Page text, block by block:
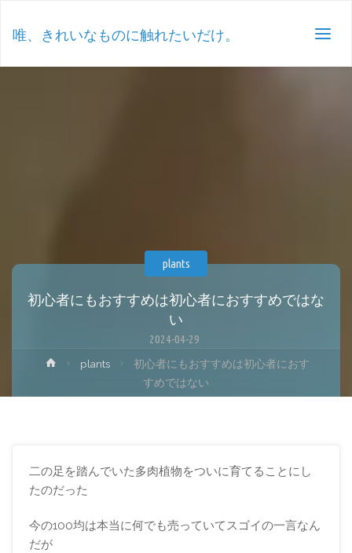
唯、きれいなものに触れたいだけ。
初心者にもおすすめは初心者におすすめではな
い
2024-04-29
plants
ホ
ム
plants
初心者にもおすすめは初心者におす
すめではない
二の足を踏んでいた多肉植物をついに育てることにし
たのだった
今の100均は本当に何でも売っていてスゴイの一言なん
だが